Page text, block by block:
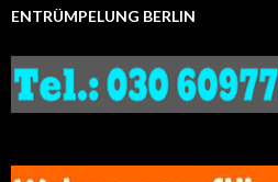
ENTRÜMPELUNG BERLIN